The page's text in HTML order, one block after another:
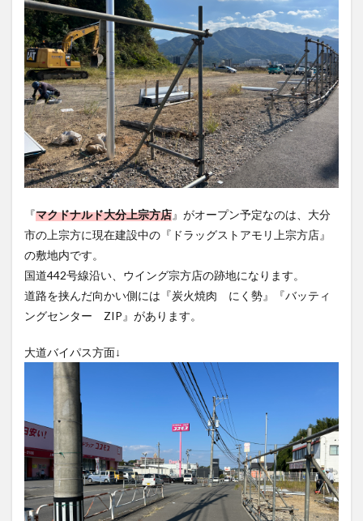
『マクドナルド大分上宗方店』がオープン予定なのは、大分
市の上宗方に現在建設中の『ドラッグストアモリ上宗方店』
の敷地内です。
国道442号線沿い、ウイング宗方店の跡地になります。
道路を挟んだ向かい側には『炭火焼肉 にく勢』『バッティ
ングセンター ZIP』があります。
大道バイパス方面↓
中央町
中津市 中華料理 九重町
休業
佐伯市
佐伯市ランチ 佐賀関
保護猫
催事 公園 冬 初詣
別府
別府市
別府観光 古国府 古墳
古物
古着
台湾料理 和定食 和菓子
和食
国東市
地獄めぐり 城島高原パーク
壁画
夏祭り
外貨両替機
大分みなと祭り
大分グルメ
大分スイーツ
大分ランチ
大分三好ヴァイセアドラー
大分市
大分市美術館
大分県
大分県立美術館 大分空港
大分駅
大分駅近く
姫島村
子ども教室 子ども服
子育て
宇佐市
居酒屋 屋台
新店
日出
明豊
期間限定 本
津久見市
温泉 湧水
滝
炭火焼き 焼き菓子
玖珠郡
由布市 由布院 甲子園
石仏
磨崖仏
祝祭の広場 神社 祭り
秋
移転
竹田 竹田市 竹田市ディナー
紅葉